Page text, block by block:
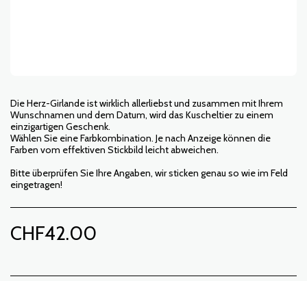
Die Herz-Girlande ist wirklich allerliebst und zusammen mit Ihrem
Wunschnamen und dem Datum, wird das Kuscheltier zu einem
einzigartigen Geschenk.
Wählen Sie eine Farbkombination. Je nach Anzeige können die
Farben vom effektiven Stickbild leicht abweichen.
Bitte überprüfen Sie Ihre Angaben, wir sticken genau so wie im Feld
eingetragen!
CHF42.00